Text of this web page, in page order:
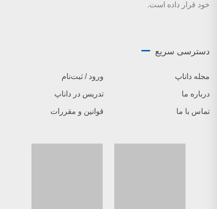
خود قرار داده است.
دسترسی سریع
مجله داناپ ورود / ثبت‌نام
درباره ما تدریس در داناپ
تماس با ما قوانین و مقررات